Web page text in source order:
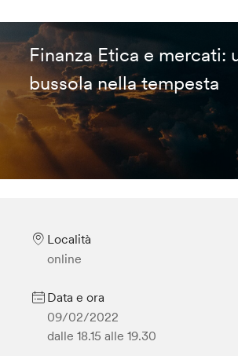
Finanza Etica e mercati:
bussola nella tempesta
Località
online
Data e ora
09/02/2022
dalle 18.15 alle 19.30